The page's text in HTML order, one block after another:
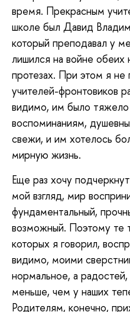
время. Прекрасным
школе был Давид
который преподавал у
лишился на войне обеих
протезах. При этом я
учителей-фронтовиков
видимо, им было
воспоминаниям,
свежи, и им хотелось
мирную жизнь.
Еще раз хочу
мой взгляд, мир
фундаментальный,
возможный. Поэтому те
которых я говорил,
видимо, моими
нормальное, а
меньше, чем у наших
Родителям, конечно,